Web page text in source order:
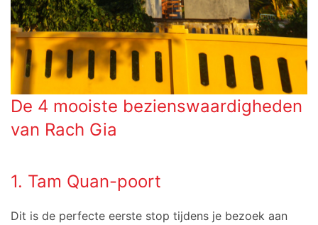
De 4 mooiste bezienswaardigheden
van Rach Gia
1. Tam Quan-poort
Dit is de perfecte eerste stop tijdens je bezoek aan